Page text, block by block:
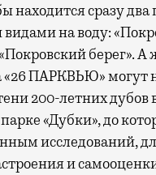
находится сразу два
на воду:
берег».
«26 ПАРКВЬЮ» могут
200-летних дубов
«Дубки», до
исследований,
и